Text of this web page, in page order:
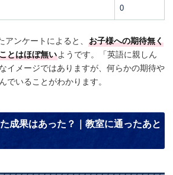
0
アンケートによると、 お子様への期待無く
とはほぼ無いようです。「英語に親しん
イメージではありますが、何らかの期待や
でいることがわかります。
成果はあった？｜教室に通ったあと